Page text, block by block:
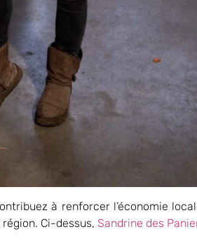
à renforcer l’économie
Ci-dessus, Sandrine des